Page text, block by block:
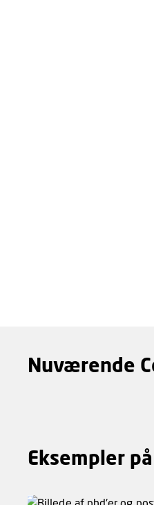
Nuværende
Eksempler